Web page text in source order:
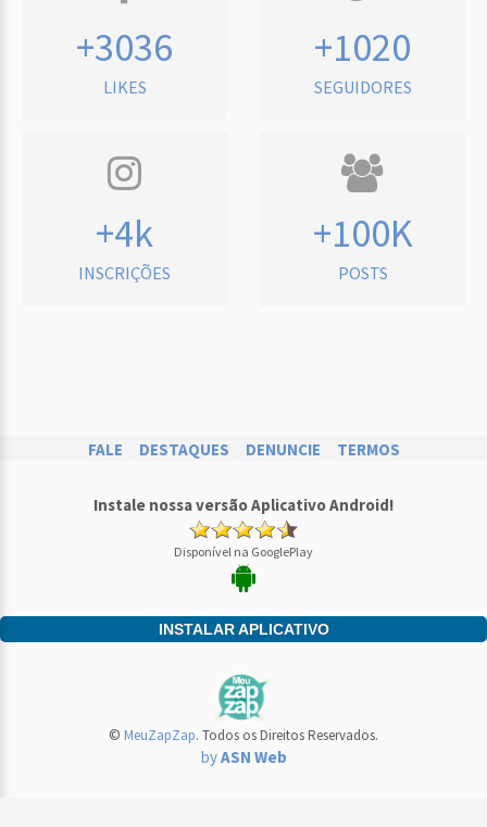
+3036
LIKES
+1020
SEGUIDORES
+4k
INSCRIÇÕES
+100K
POSTS
FALE DESTAQUES DENUNCIE TERMOS
Instale nossa versão Aplicativo Android!
Disponível na GooglePlay
INSTALAR APLICATIVO
© MeuZapZap. Todos os Direitos Reservados.
byASN Web